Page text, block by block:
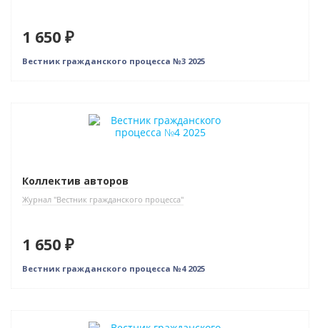
1 650 ₽
Вестник гражданского процесса №3 2025
Коллектив авторов
Журнал "Вестник гражданского процесса"
1 650 ₽
Вестник гражданского процесса №4 2025